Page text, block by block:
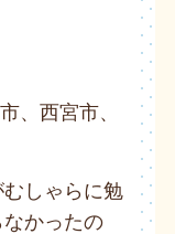
、西宮市、
しゃらに勉
かったの